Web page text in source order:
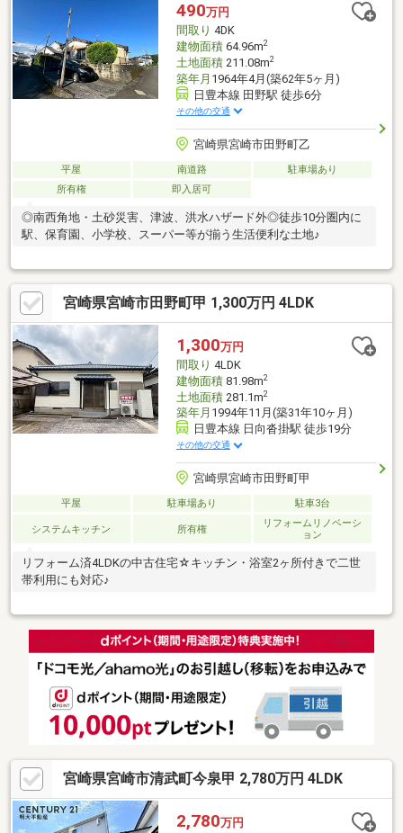
490万円
間取り 4DK
建物面積64.96m2
土地面積211.08m2
築年月 1964年4月(築62年5ヶ月)
日豊本線 田野駅 徒歩6分
その他の交通
宮崎県宮崎市田野町乙
平屋 南道路
駐車場あり
所有権
即入居可
◎南西角地・土砂災害、津波、洪水ハザード外◎徒歩10分圏内に
駅、保育園、小学校、スーパー等が揃う生活便利な土地♪
宮崎県宮崎市田野町甲 1,300万円 4LDK
1,300万円
間取り 4LDK
建物面積81.98m2
土地面積281.1m2
築年月 1994年11月(築31年10ヶ月)
日豊本線 日向沓掛駅 徒歩19分
その他の交通
宮崎県宮崎市田野町甲
平屋 駐車場あり 駐車3台
システムキッチン 所有権
リフォームリノベーシ
ョン
リフォーム済4LDKの中古住宅☆キッチン・浴室2ヶ所付きで二世
帯利用にも対応♪
宮崎県宮崎市清武町今泉甲 2,780万円 4LDK
2,780万円